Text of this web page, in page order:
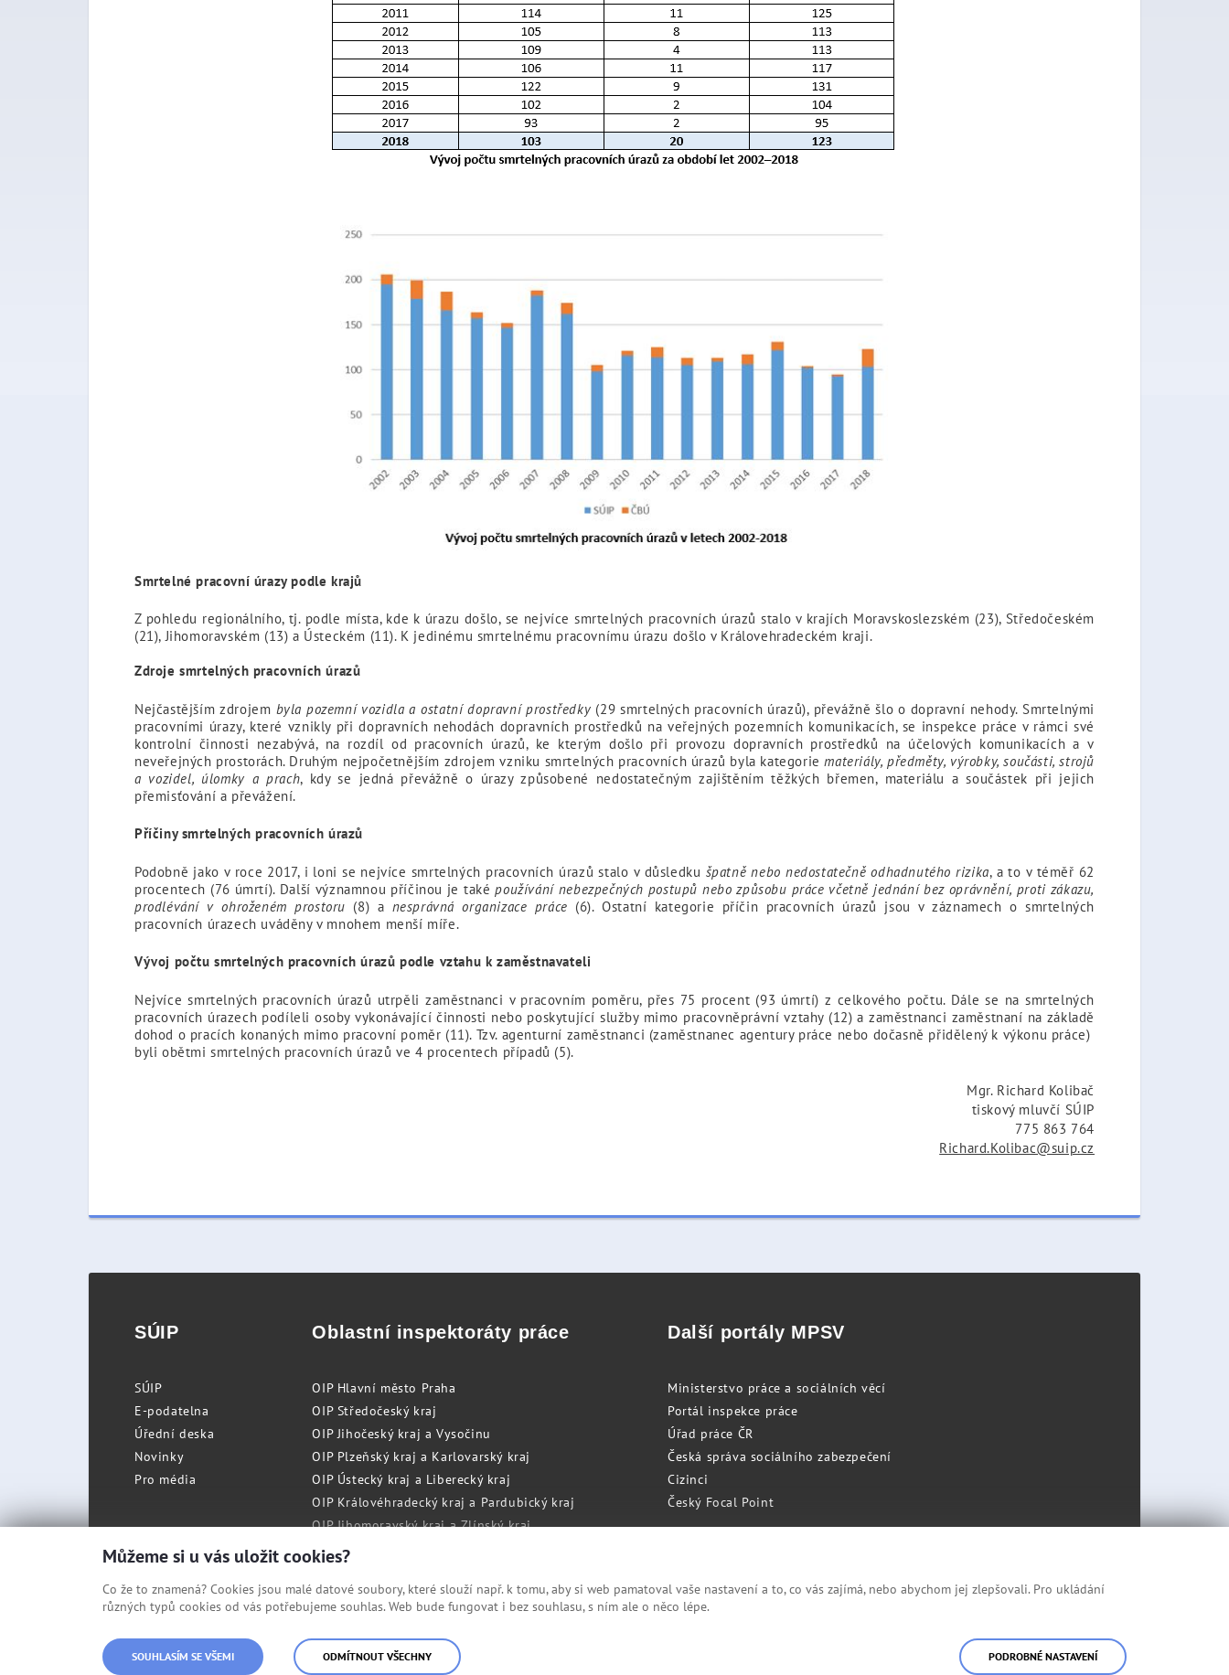
Smrtelné pracovní úrazy podle krajů
Z pohledu regionálního, tj. podle místa, kde k úrazu došlo, se nejvíce smrtelných pracovních úrazů stalo v krajích Moravskoslezském (23), Středočeském
(21), Jihomoravském (13) a Ústeckém (11). K jedinému smrtelnému pracovnímu úrazu došlo v Královehradeckém kraji.
Zdroje smrtelných pracovních úrazů
Nejčastějším zdrojem byla pozemní vozidla a ostatní dopravní prostředky (29 smrtelných pracovních úrazů), převážně šlo o dopravní nehody. Smrtelnými
pracovními úrazy, které vznikly při dopravních nehodách dopravních prostředků na veřejných pozemních komunikacích, se inspekce práce v rámci své
kontrolní činnosti nezabývá, na rozdíl od pracovních úrazů, ke kterým došlo při provozu dopravních prostředků na účelových komunikacích a v
neveřejných prostorách. Druhým nejpočetnějším zdrojem vzniku smrtelných pracovních úrazů byla kategoriemateriály, předměty, výrobky, součásti, strojů
a vozidel, úlomky a prach, kdy se jedná převážně o úrazy způsobené nedostatečným zajištěním těžkých břemen, materiálu a součástek při jejich
přemisťování a převážení.
Příčiny smrtelných pracovních úrazů
Podobně jako v roce 2017, i loni se nejvíce smrtelných pracovních úrazů stalo v důsledku špatně nebo nedostatečně odhadnutého rizika, a to v téměř 62
procentech (76 úmrtí). Další významnou příčinou je taképoužívání nebezpečných postupů nebo způsobu práce včetně jednání bez oprávnění, proti zákazu,
prodlévání v ohroženém prostoru (8) a nesprávná organizace práce (6). Ostatní kategorie příčin pracovních úrazů jsou v záznamech o smrtelných
pracovních úrazech uváděny v mnohem menší míře.
Vývoj počtu smrtelných pracovních úrazů podle vztahu k zaměstnavateli
Nejvíce smrtelných pracovních úrazů utrpěli zaměstnanci v pracovním poměru, přes 75 procent (93 úmrtí) z celkového počtu. Dále se na smrtelných
pracovních úrazech podíleli osoby vykonávající činnosti nebo poskytující služby mimo pracovněprávní vztahy (12) a zaměstnanci zaměstnaní na základě
dohod o pracích konaných mimo pracovní poměr (11). Tzv. agenturní zaměstnanci (zaměstnanec agentury práce nebo dočasně přidělený k výkonu práce)
byli obětmi smrtelných pracovních úrazů ve 4 procentech případů (5).
Mgr. Richard Kolibač
tiskový mluvčí SÚIP
775 863 764
Richard.Kolibac@suip.cz
SÚIP
SÚIP
E-podatelna
Úřední deska
Novinky
Pro média
Oblastní inspektoráty práce
OIP Hlavní město Praha
OIP Středočeský kraj
OIP Jihočeský kraj a Vysočinu
OIP Plzeňský kraj a Karlovarský kraj
OIP Ústecký kraj a Liberecký kraj
OIP Královéhradecký kraj a Pardubický kraj
OIP Jihomoravský kraj a Zlínský kraj
OIP Moravskoslezský kraj a Olomoucký kraj
Další portály MPSV
Ministerstvo práce a sociálních věcí
Portál inspekce práce
Úřad práce ČR
Česká správa sociálního zabezpečení
Cizinci
Český Focal Point
© Státní úřad inspekce práce
Můžeme si u vás uložit cookies?
Co že to znamená? Cookies jsou malé datové soubory, které slouží např. k tomu, aby si web pamatoval vaše nastavení a to, co vás zajímá, nebo abychom jej zlepšovali. Pro ukládání
různých typů cookies od vás potřebujeme souhlas. Web bude fungovat i bez souhlasu, s ním ale o něco lépe.
SOUHLASÍM SE VŠEMI ODMÍTNOUT VŠECHNY PODROBNÉ NASTAVENÍ